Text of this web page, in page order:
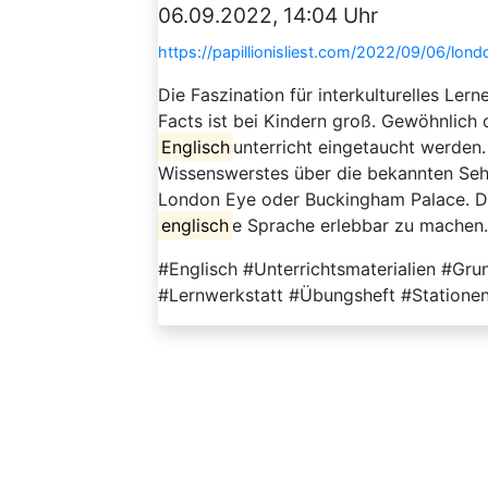
06.09.2022, 14:04 Uhr
https://papillionisliest.com/2022/09/06/
Die Faszination für interkulturelles
Facts ist bei Kindern groß. Gewöhnlich
Englisch unterricht eingetaucht
Wissenswerstes über die bekannten
London Eye oder Buckingham Palace.
englische Sprache erlebbar zu
#Englisch #Unterrichtsmaterialien
#Lernwerkstatt #Übungsheft